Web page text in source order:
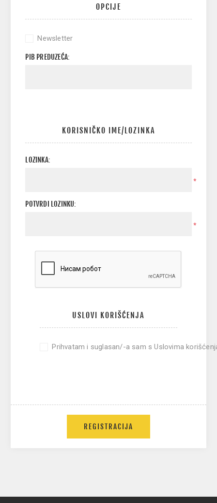
OPCIJE
Newsletter
PIB PREDUZEĆA:
KORISNIČKO IME/LOZINKA
LOZINKA:
*
POTVRDI LOZINKU:
*
USLOVI KORIŠĆENJA
Prihvatam i suglasan/-a sam s Uslovima